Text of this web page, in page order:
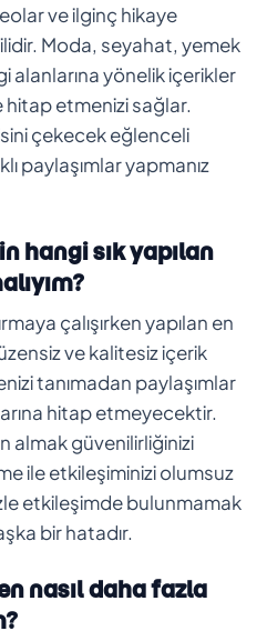
ve ilginç hikaye
Moda, seyahat, yemek
alanlarına yönelik içerikler
etmenizi sağlar.
çekecek eğlenceli
paylaşımlar yapmanız
hangi sık yapılan
çalışırken yapılan en
ve kalitesiz içerik
tanımadan paylaşımlar
hitap etmeyecektir.
almak güvenilirliğinizi
ile etkileşiminizi olumsuz
etkileşimde bulunmamak
bir hatadır.
nasıl daha fazla